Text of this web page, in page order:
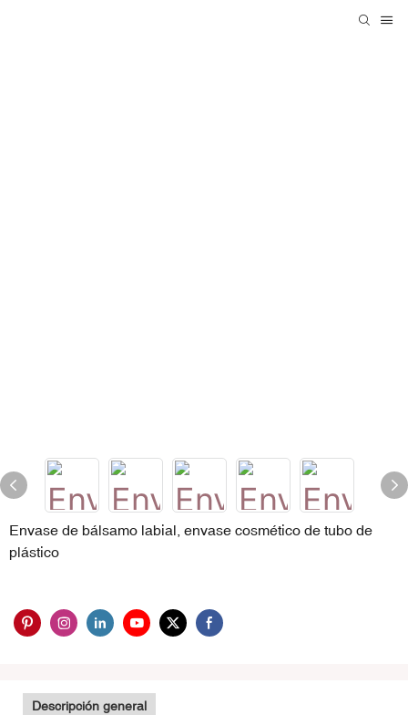
Envase de bálsamo labial, envase cosmético de tubo de
plástico
Descripción general